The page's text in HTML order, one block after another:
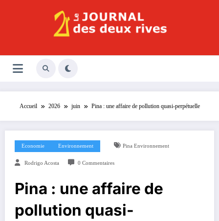
Le Journal des Deux Rives
Accueil 2026 juin Pina : une affaire de pollution quasi-perpétuelle
Economie Environnement Pina Environnement
Rodrigo Acosta 0 Commentaires
Pina : une affaire de
pollution quasi-